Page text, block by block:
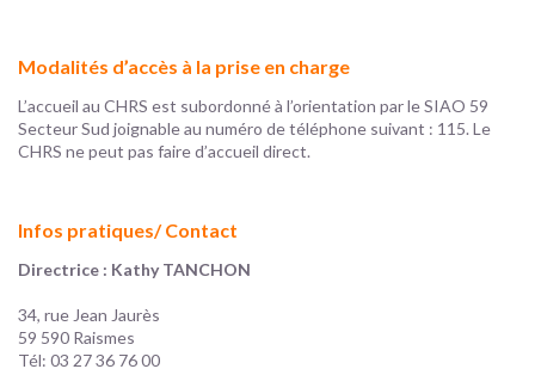
Modalités d’accès à la prise en charge
L’accueil au CHRS est subordonné à l’orientation par le SIAO 59
Secteur Sud joignable au numéro de téléphone suivant : 115. Le
CHRS ne peut pas faire d’accueil direct.
Infos pratiques/ Contact
Directrice : Kathy TANCHON
34, rue Jean Jaurès
59 590 Raismes
Tél: 03 27 36 76 00